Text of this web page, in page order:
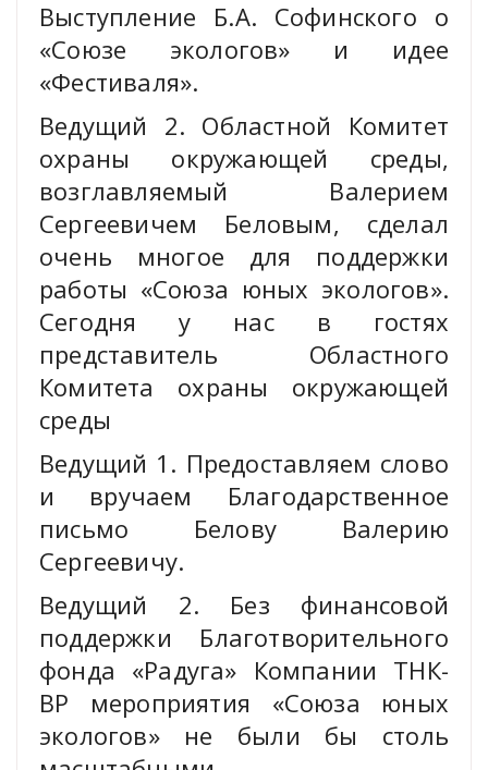
Выступление Б.А. Софинского о
«Союзе экологов» и идее
«Фестиваля».
Ведущий 2. Областной Комитет
охраны окружающей среды,
возглавляемый Валерием
Сергеевичем Беловым, сделал
очень многое для поддержки
работы «Союза юных экологов».
Сегодня у нас в гостях
представитель Областного
Комитета охраны окружающей
среды
Ведущий 1. Предоставляем слово
и вручаем Благодарственное
письмо Белову Валерию
Сергеевичу.
Ведущий 2. Без финансовой
поддержки Благотворительного
фонда «Радуга» Компании ТНК-
ВР мероприятия «Союза юных
экологов» не были бы столь